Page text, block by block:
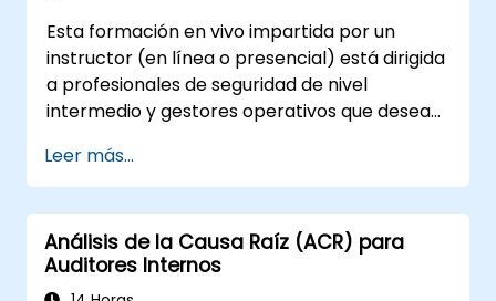
auditoría.
Esta formación en vivo impartida por un
instructor (en línea o presencial) está dirigida
a profesionales de seguridad de nivel
intermedio y gestores operativos que desean
incidentes, identificar debilidades sistémicas y
diseñar medidas correctivas y preventivas
efectivas.
Leer más...
Análisis de la Causa Raíz (ACR) para
Auditores Internos